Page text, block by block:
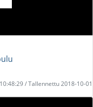
/ Tallennettu 2018-10-01